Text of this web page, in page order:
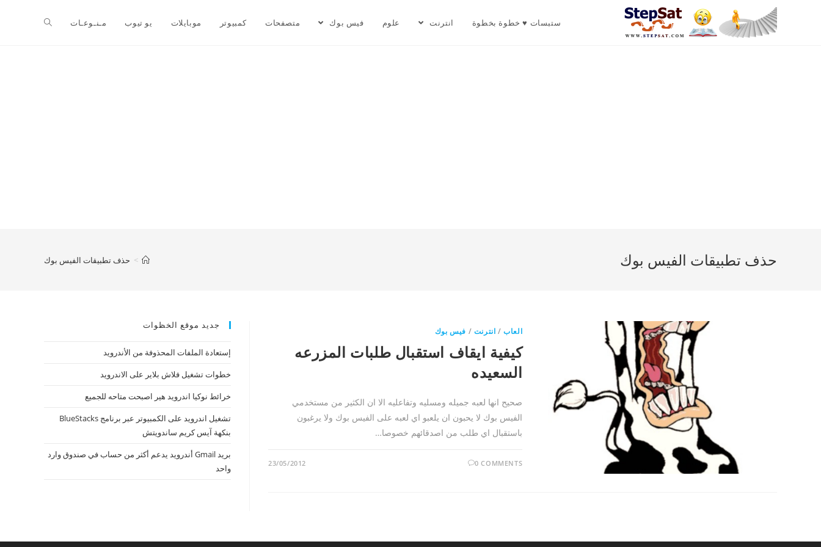
ستبسات ♥ خطوة بخطوة انترنت علوم فيس بوك متصفحات كمبيوتر موبايلات يو تيوب مـنـوعـات
حذف تطبيقات الفيس بوك > حذف تطبيقات الفيس بوك
العاب/ انترنت / فيس بوك
كيفية ايقاف استقبال طلبات المزرعه
السعيده
صحيح انها لعبه جميله ومسليه وتفاعليه الا ان الكثير من مستخدمي
الفيس بوك لا يحبون ان يلعبو اي لعبه على الفيس بوك ولا يرغبون
باستقبال اي طلب من اصدقائهم خصوصا…
0 COMMENTS
23/05/2012
جديد موقع الخظوات
إستعادة الملفات المحذوفة من الأندرويد
خطوات تشغيل فلاش بلاير على الاندرويد
خرائط نوكيا اندرويد هير اصبحت متاحه للجميع
تشغيل اندرويد على الكمبيوتر عبر برنامج BlueStacks
بنكهة آيس كريم ساندويتش
بريد Gmail أندرويد يدعم أكثر من حساب في صندوق وارد
واحد